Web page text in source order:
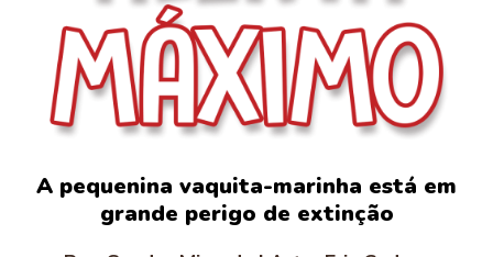
A pequenina vaquita-marinha está em
grande perigo de extinção